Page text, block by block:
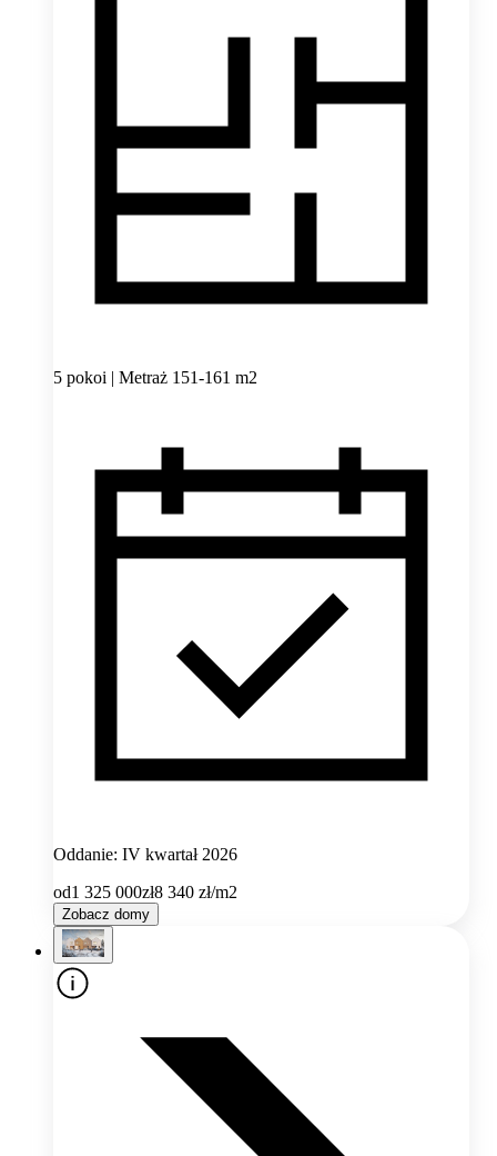
5 pokoi | Metraż 151-161 m2
Oddanie: IV kwartał 2026
od1 325 000zł8 340 zł/m2
Zobacz domy